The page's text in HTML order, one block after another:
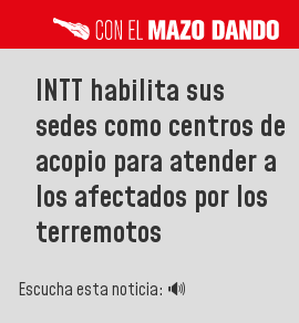
INTT habilita sus
sedes como centros de
acopio para atender a
los afectados por los
terremotos
Escucha esta noticia: 🔊